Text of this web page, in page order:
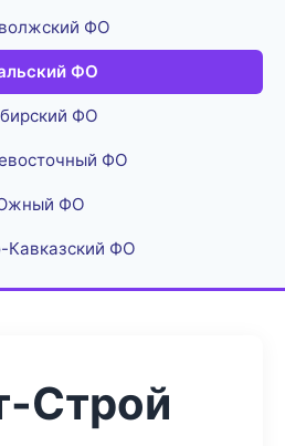
ФО
ФО
ФО
ФО
ФО
Кавказский ФО
Строй